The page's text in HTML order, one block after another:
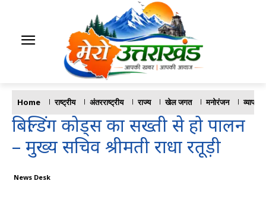
Home राष्ट्रीय अंतरराष्ट्रीय राज्य खेल जगत मनोरंजन व्यापार
बिल्डिंग कोड्स का सख्ती से हो पालन
– मुख्य सचिव श्रीमती राधा रतूड़ी
News Desk